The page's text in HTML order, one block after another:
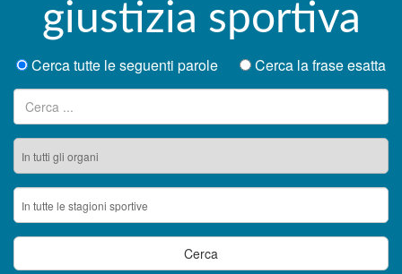
giustizia sportiva
Cerca tutte le seguenti parole
Cerca la frase esatta
Ricerca per: